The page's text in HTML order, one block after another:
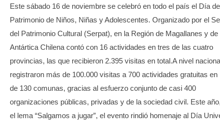
Este sábado 16 de noviembre se celebró en todo el país el Día
Patrimonio de Niños, Niñas y Adolescentes. Organizado por el
del Patrimonio Cultural (Serpat), en la Región de Magallanes y de
Antártica Chilena contó con 16 actividades en tres de las cuatro
provincias, las que recibieron 2.395 visitas en total.A nivel
registraron más de 100.000 visitas a 700 actividades gratuitas en
de 130 comunas, gracias al esfuerzo conjunto de casi 400
organizaciones públicas, privadas y de la sociedad civil. Este
el lema “Salgamos a jugar”, el evento rindió homenaje al Día